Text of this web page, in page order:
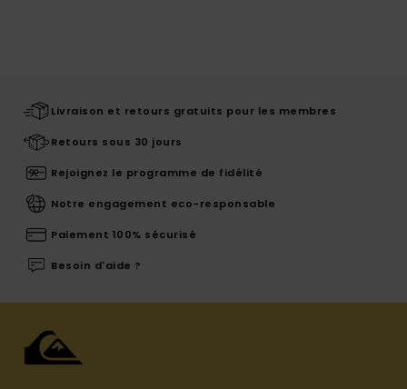
Livraison et retours gratuits pour les membres
Retours sous 30 jours
Rejoignez le programme de fidélité
Notre engagement eco-responsable
Paiement 100% sécurisé
Besoin d'aide ?